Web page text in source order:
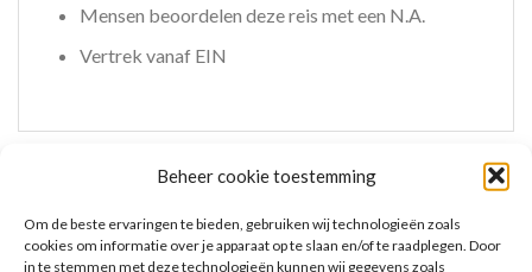
Beheer cookie toestemming
Om de beste ervaringen te bieden, gebruiken wij technologieën zoals
cookies om informatie over je apparaat op te slaan en/of te raadplegen. Door
in te stemmen met deze technologieën kunnen wij gegevens zoals
Mensen beoordelen deze reis met een N.A.
Vertrek vanaf EIN